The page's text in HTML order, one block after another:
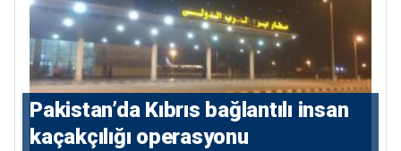
Pakistan’da Kıbrıs bağlantılı insan
kaçakçılığı operasyonu